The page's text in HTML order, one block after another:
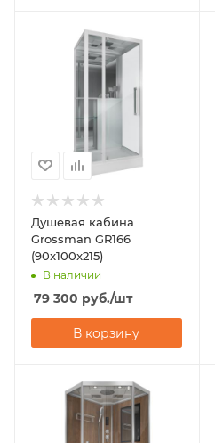
Душевая кабина
Grossman GR166
(90x100x215)
В наличии
79 300 руб./шт
В корзину